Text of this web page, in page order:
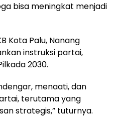
bisa meningkat menjadi
Kota Palu, Nanang
instruksi partai,
2030.
menaati, dan
terutama yang
strategis,” tuturnya.